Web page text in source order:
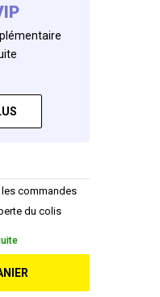
commandes
du colis